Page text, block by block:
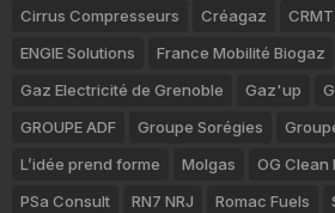
Cirrus Compresseurs
Créagaz CRMT
ENGIE Solutions
France Mobilité Biogaz
Gaz Electricité de Grenoble
Gaz'up
GROUPE ADF
Groupe Sorégies
L’idée prend forme
Molgas OG Clean
PSa Consult
RN7 NRJ Romac Fuels